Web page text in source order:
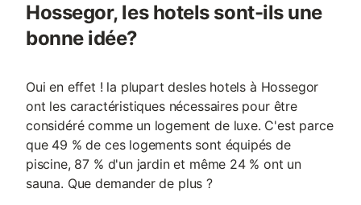
Hossegor, les hotels sont-ils une
bonne idée?
Oui en effet ! la plupart desles hotels à Hossegor
ont les caractéristiques nécessaires pour être
considéré comme un logement de luxe. C'est parce
que 49 % de ces logements sont équipés de
piscine, 87 % d'un jardin et même 24 % ont un
sauna. Que demander de plus ?